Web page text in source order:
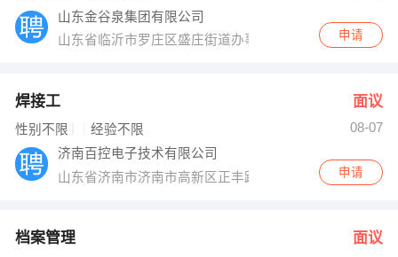
山东金谷泉集团有限公司
山东省临沂市罗庄区盛庄街道办事处十里堡社区申请
焊接工 面议
性别不限 经验不限
08-07
济南百控电子技术有限公司
山东省济南市济南市高新区正丰路554号济南环保科技园
申请
档案管理 面议